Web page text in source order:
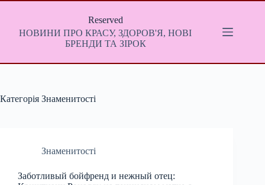
Перейти
Reserved
НОВИНИ ПРО КРАСУ, ЗДОРОВ'Я, НОВІ
БРЕНДИ ТА ЗІРОК
Категорія Знаменитості
Знаменитості
Заботливый бойфренд и нежный отец: